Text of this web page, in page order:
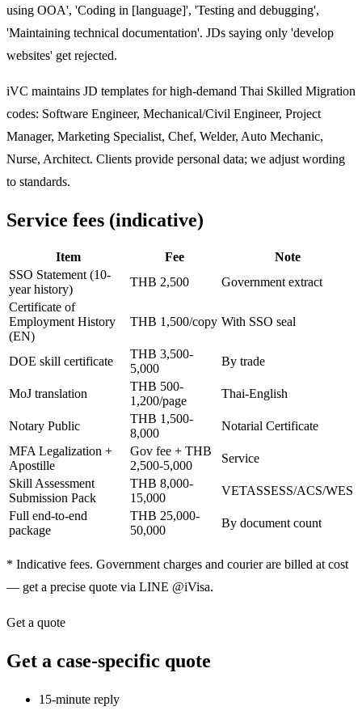
using OOA', 'Coding in [language]', 'Testing and debugging',
'Maintaining technical documentation'. JDs saying only 'develop
websites' get rejected.
iVC maintains JD templates for high-demand Thai Skilled Migration
codes: Software Engineer, Mechanical/Civil Engineer, Project
Manager, Marketing Specialist, Chef, Welder, Auto Mechanic,
Nurse, Architect. Clients provide personal data; we adjust wording
to standards.
Service fees (indicative)
Item Fee
Note
SSO Statement (10-
year history)
THB 2,500
Government extract
Certificate of
Employment History
(EN)
THB 1,500/copy With SSO seal
DOE skill certificate
THB 3,500-
5,000
By trade
MoJ translation
THB 500-
1,200/page
Thai-English
Notary Public
THB 1,500-
8,000
Notarial Certificate
MFA Legalization +
Apostille
Gov fee + THB
2,500-5,000
Service
Skill Assessment
Submission Pack
THB 8,000-
15,000
VETASSESS/ACS/WES
Full end-to-end
package
THB 25,000-
50,000
By document count
* Indicative fees. Government charges and courier are billed at cost
— get a precise quote via LINE @iVisa.
Get a quote
Get a case-specific quote
15-minute reply